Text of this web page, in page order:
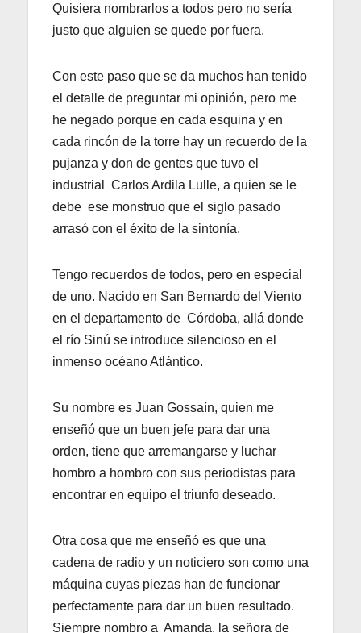
Quisiera nombrarlos a todos pero no sería
justo que alguien se quede por fuera.
Con este paso que se da muchos han tenido
el detalle de preguntar mi opinión, pero me
he negado porque en cada esquina y en
cada rincón de la torre hay un recuerdo de la
pujanza y don de gentes que tuvo el
industrial Carlos Ardila Lulle, a quien se le
debe ese monstruo que el siglo pasado
arrasó con el éxito de la sintonía.
Tengo recuerdos de todos, pero en especial
de uno. Nacido en San Bernardo del Viento
en el departamento de Córdoba, allá donde
el río Sinú se introduce silencioso en el
inmenso océano Atlántico.
Su nombre es Juan Gossaín, quien me
enseñó que un buen jefe para dar una
orden, tiene que arremangarse y luchar
hombro a hombro con sus periodistas para
encontrar en equipo el triunfo deseado.
Otra cosa que me enseñó es que una
cadena de radio y un noticiero son como una
máquina cuyas piezas han de funcionar
perfectamente para dar un buen resultado.
Siempre nombro a Amanda, la señora de